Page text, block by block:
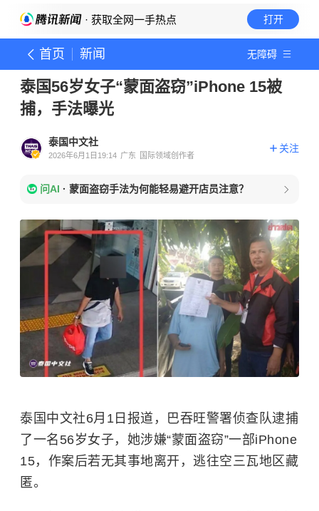
· 获取全网一手热点 打开
首页 新闻 无障碍
泰国56岁女子“蒙面盗窃”iPhone 15被
捕，手法曝光
泰国中文社
2026年6月1日19:14 广东 国际领域创作者
关注
问AI · 蒙面盗窃手法为何能轻易避开店员注意？
泰国中文社6月1日报道，巴吞旺警署侦查队逮捕
了一名56岁女子，她涉嫌“蒙面盗窃”一部iPhone
15，作案后若无其事地离开，逃往空三瓦地区藏
匿。